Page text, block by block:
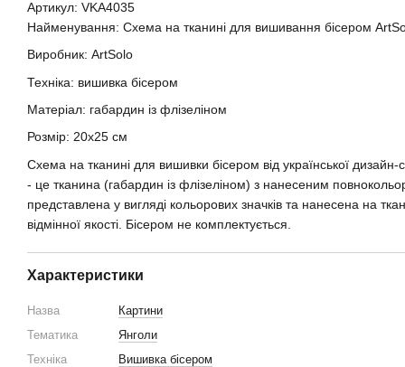
Артикул: VKA4035
Найменування: Схема на тканині для вишивання бісером
Виробник: ArtSolo
Техніка: вишивка бісером
Матеріал: габардин із флізеліном
Розмір: 20х25 см
Схема на тканині для вишивки бісером від української дизайн-
- це тканина (габардин із флізеліном) з нанесеним
представлена у вигляді кольорових значків та нанесена на
відмінної якості. Бісером не комплектується.
Характеристики
Назва
Картини
Тематика
Янголи
Техніка
Вишивка бісером